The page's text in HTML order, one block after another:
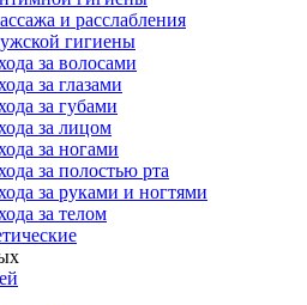
и расслабления
гигиены
за волосами
за глазами
за губами
за лицом
за ногами
за полостью рта
за руками и ногтями
за телом